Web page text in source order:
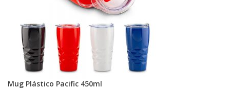
Mug Plástico Pacific 450ml